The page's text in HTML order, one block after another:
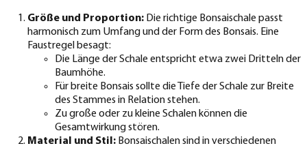
Größe und Proportion: Die richtige Bonsaischale passt
harmonisch zum Umfang und der Form des Bonsais. Eine
Faustregel besagt:
Die Länge der Schale entspricht etwa zwei Dritteln der
Baumhöhe.
Für breite Bonsais sollte die Tiefe der Schale zur Breite
des Stammes in Relation stehen.
Zu große oder zu kleine Schalen können die
Gesamtwirkung stören.
Material und Stil: Bonsaischalen sind in verschiedenen